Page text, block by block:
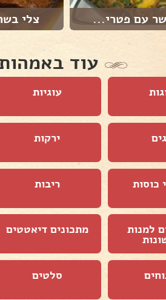
עם פטרי... צלי
עוד
עוגיות
ירקות
כוסות ריבות
למנות מתכונים דיאטטים
סלטים